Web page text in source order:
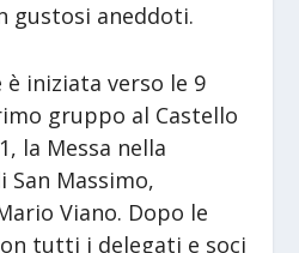
gustosi aneddoti.
iniziata verso le 9
gruppo al Castello
la Messa nella
San Massimo,
Viano. Dopo le
tutti i delegati e soci